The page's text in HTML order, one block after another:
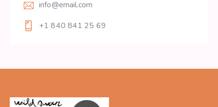
info@email.com
+1 840 841 25 69